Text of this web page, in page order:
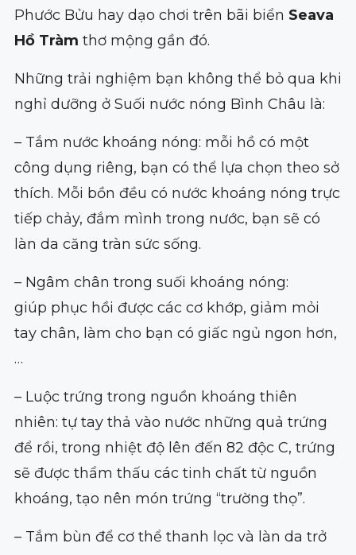
Phước Bửu hay dạo chơi trên bãi biển Seava
Hồ Tràm thơ mộng gần đó.
Những trải nghiệm bạn không thể bỏ qua khi
nghỉ dưỡng ở Suối nước nóng Bình Châu là:
– Tắm nước khoáng nóng: mỗi hồ có một
công dụng riêng, bạn có thể lựa chọn theo sở
thích. Mỗi bồn đều có nước khoáng nóng trực
tiếp chảy, đắm mình trong nước, bạn sẽ có
làn da căng tràn sức sống.
– Ngâm chân trong suối khoáng nóng:
giúp phục hồi được các cơ khớp, giảm mỏi
tay chân, làm cho bạn có giấc ngủ ngon hơn,
…
– Luộc trứng trong nguồn khoáng thiên
nhiên: tự tay thả vào nước những quả trứng
để rồi, trong nhiệt độ lên đến 82 độc C, trứng
sẽ được thẩm thấu các tinh chất từ nguồn
khoáng, tạo nên món trứng “trường thọ”.
– Tắm bùn để cơ thể thanh lọc và làn da trở